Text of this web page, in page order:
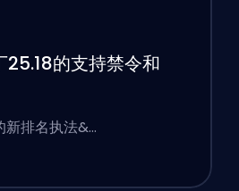
25.18的支持禁令和
新排名执法&…